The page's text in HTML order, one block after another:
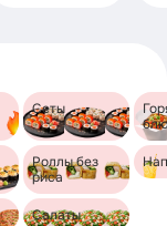
Сеты
Роллы без
риса
Салаты